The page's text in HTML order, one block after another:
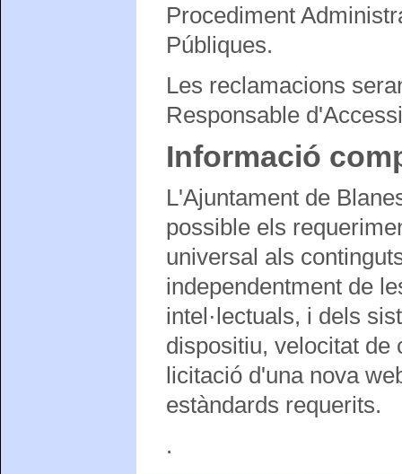
Procediment
Públiques.
Les reclamacions
Responsable
Informació
L'Ajuntament de
possible els
universal als
independentment de
intel·lectuals, i dels
dispositiu, velocitat de
licitació d'una nova
estàndards requerits.
.